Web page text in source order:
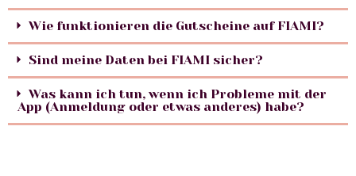
Wie funktionieren die Gutscheine auf FIAMI?
Sind meine Daten bei FIAMI sicher?
Was kann ich tun, wenn ich Probleme mit der
App (Anmeldung oder etwas anderes) habe?